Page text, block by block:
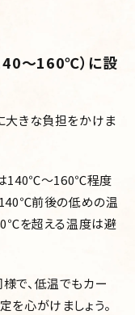
～160℃）に設
大きな負担をかけま
は140℃～160℃程度
140℃前後の低めの温
を超える温度は避
で、低温でもカー
を心がけましょう。